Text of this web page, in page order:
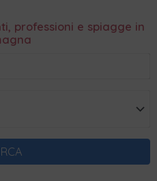
professioni e spiagge in